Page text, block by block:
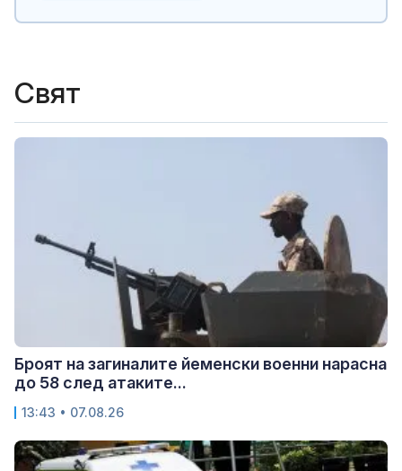
Свят
Броят на загиналите йеменски военни нарасна
до 58 след атаките...
13:43 • 07.08.26